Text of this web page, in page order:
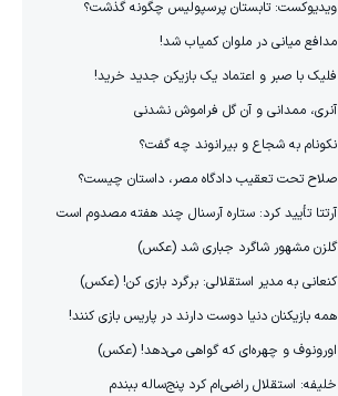
ویدیوکست: تابستان پرسپولیس چگونه گذشت؟
مدافع میانی در ملوان کمیاب شد!
فلیک با صبر و اعتماد یک بازیکن جدید خرید!
آنری، ممدانی و آن گل فراموش نشدنی
نکونام به شجاع و بیرانوند چه گفت؟
صلاح تحت تعقیب دادگاه مصر، داستان چیست؟
آرتتا تأیید کرد: ستاره آرسنال چند هفته مصدوم است
گلزن مشهور شاگرد جباری شد (عکس)
کنعانی به مدیر استقلالی: برگرد بازی کن! (عکس)
همه بازیکنان دنیا دوست دارند در پاریس بازی کنند!
اورونوف و چهره‌ای که گواهی می‌دهد! (عکس)
خلیفه: استقلال راضی‌ام کرد پنج‌ساله ببندم